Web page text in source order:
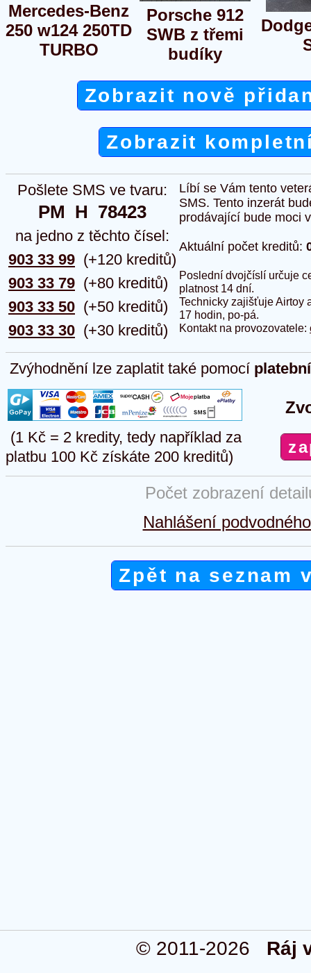
Mercedes-Benz
250 w124 250TD
TURBO
Porsche 912
SWB z třemi
budíky
Zobrazit nově
Zobrazit
Pošlete SMS ve tvaru:
PM  H  78423
na jedno z těchto čísel:
903 33 99
903 33 79
903 33 50
903 33 30
(+120 kreditů)
(+80 kreditů)
(+50 kreditů)
(+30 kreditů)
Líbí se Vám tento
SMS. Tento inzerát
prodávající bude moci
Aktuální počet kreditů:
Poslední dvojčíslí určuje
platnost 14 dní.
Technicky zajišťuje Airtoy
17 hodin, po-pá.
Kontakt na provozovatele:
Zvýhodnění lze zaplatit také pomocí
(1 Kč = 2 kredity, tedy například za
platbu 100 Kč získáte 200 kreditů)
Počet zobrazení
Nahlášení
Zpět na seznam
© 2011-2026 Ráj